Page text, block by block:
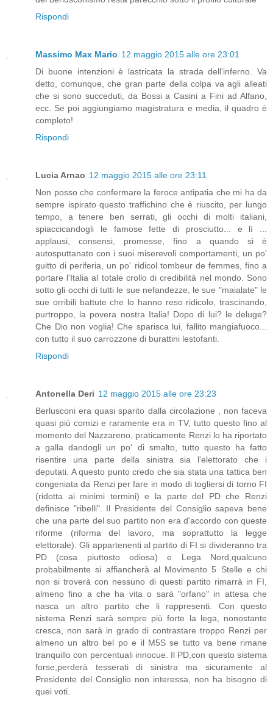
Rispondi
Massimo Max Mario 12 maggio 2015 alle ore 23:01
Di buone intenzioni è lastricata la strada dell'inferno. Va
detto, comunque, che gran parte della colpa va agli alleati
che si sono succeduti, da Bossi a Casini a Fini ad Alfano,
ecc. Se poi aggiungiamo magistratura e media, il quadro è
completo!
Rispondi
Lucia Arnao 12 maggio 2015 alle ore 23:11
Non posso che confermare la feroce antipatia che mi ha da
sempre ispirato questo traffichino che è riuscito, per lungo
tempo, a tenere ben serrati, gli occhi di molti italiani,
spiaccicandogli le famose fette di prosciutto... e lì ...
applausi, consensi, promesse, fino a quando si è
autosputtanato con i suoi miserevoli comportamenti, un po'
guitto di periferia, un po' ridicol tombeur de femmes, fino a
portare l'Italia al totale crollo di credibilità nel mondo. Sono
sotto gli occhi di tutti le sue nefandezze, le sue "maialate" le
sue orribili battute che lo hanno reso ridicolo, trascinando,
purtroppo, la povera nostra Italia! Dopo di lui? le deluge?
Che Dio non voglia! Che sparisca lui, fallito mangiafuoco...
con tutto il suo carrozzone di burattini lestofanti.
Rispondi
Antonella Deri 12 maggio 2015 alle ore 23:23
Berlusconi era quasi sparito dalla circolazione , non faceva
quasi più comizi e raramente era in TV, tutto questo fino al
momento del Nazzareno, praticamente Renzi lo ha riportato
a galla dandogli un po' di smalto, tutto questo ha fatto
risentire una parte della sinistra sia l'elettorato che i
deputati. A questo punto credo che sia stata una tattica ben
congeniata da Renzi per fare in modo di togliersi di torno FI
(ridotta ai minimi termini) e la parte del PD che Renzi
definisce "ribelli". Il Presidente del Consiglio sapeva bene
che una parte del suo partito non era d'accordo con queste
riforme (riforma del lavoro, ma soprattutto la legge
elettorale). Gli appartenenti al partito di FI si divideranno tra
PD (cosa piuttosto odiosa) e Lega Nord,qualcuno
probabilmente si affiancherà al Movimento 5 Stelle e chi
non si troverà con nessuno di questi partito rimarrà in FI,
almeno fino a che ha vita o sarà "orfano" in attesa che
nasca un altro partito che li rappresenti. Con questo
sistema Renzi sarà sempre più forte la lega, nonostante
cresca, non sarà in grado di contrastare troppo Renzi per
almeno un altro bel po e il M5S se tutto va bene rimane
tranquillo con percentuali innocue. Il PD,con questo sistema
forse,perderà tesserati di sinistra ma sicuramente al
Presidente del Consiglio non interessa, non ha bisogno di
quei voti.